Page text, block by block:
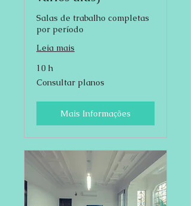
Salas de trabalho completas
por período
Leia mais
10 h
Consultar
planos
Consultar planos
Mais Informações